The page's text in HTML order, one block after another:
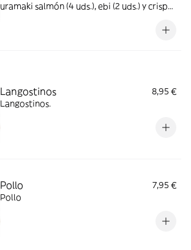
uramaki salmón (4 uds.), ebi (2 uds.) y crispy
Langostinos
8,95 €
Langostinos.
Pollo
7,95 €
Pollo